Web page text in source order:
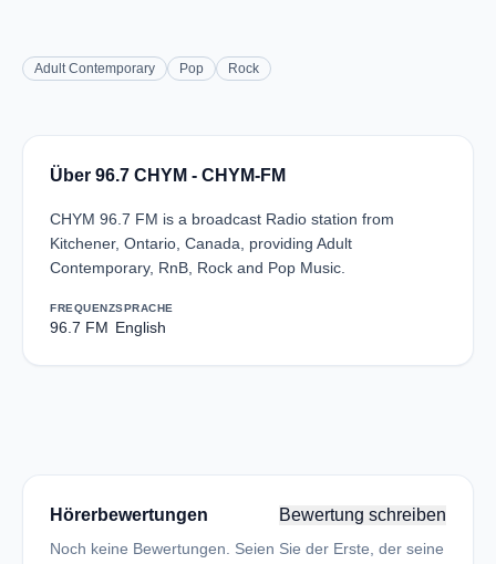
Adult Contemporary Pop Rock
Über 96.7 CHYM - CHYM-FM
CHYM 96.7 FM is a broadcast Radio station from
Kitchener, Ontario, Canada, providing Adult
Contemporary, RnB, Rock and Pop Music.
FREQUENZ
96.7 FM
SPRACHE
English
Hörerbewertungen Bewertung schreiben
Noch keine Bewertungen. Seien Sie der Erste, der seine